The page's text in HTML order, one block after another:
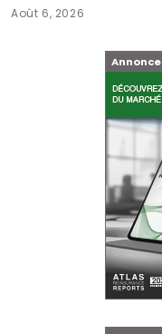
Août 6, 2026
Annonce